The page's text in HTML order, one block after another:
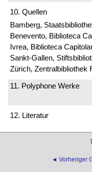
10. Quellen
Bamberg,
Benevento, Biblioteca
Ivrea, Biblioteca
Sankt-Gallen,
Zürich, Zentralbibliothek
11. Polyphone Werke
12. Literatur
◄ Vorheriger